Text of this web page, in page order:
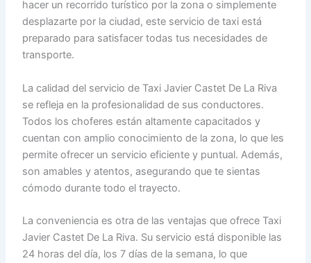
hacer un recorrido turístico por la zona o simplemente
desplazarte por la ciudad, este servicio de taxi está
preparado para satisfacer todas tus necesidades de
transporte.
La calidad del servicio de Taxi Javier Castet De La Riva
se refleja en la profesionalidad de sus conductores.
Todos los choferes están altamente capacitados y
cuentan con amplio conocimiento de la zona, lo que les
permite ofrecer un servicio eficiente y puntual. Además,
son amables y atentos, asegurando que te sientas
cómodo durante todo el trayecto.
La conveniencia es otra de las ventajas que ofrece Taxi
Javier Castet De La Riva. Su servicio está disponible las
24 horas del día, los 7 días de la semana, lo que